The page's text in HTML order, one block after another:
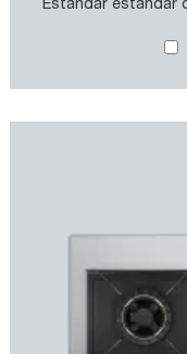
Estándar estándar
fundido